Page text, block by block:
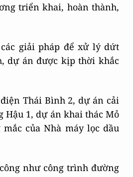
triển khai, hoàn thành,
giải pháp để xử lý dứt
dự án được kịp thời khắc
Thái Bình 2, dự án cải
Hậu 1, dự án khai thác Mỏ
của Nhà máy lọc dầu
như công trình đường